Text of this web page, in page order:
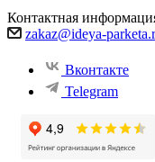
Контактная
zakaz@ideya-
Вконтакте
Telegram